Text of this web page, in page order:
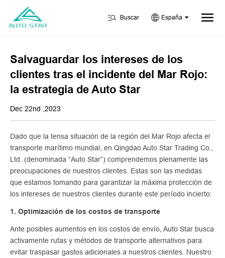
Buscar España
Salvaguardar los intereses de los
clientes tras el incidente del Mar Rojo:
la estrategia de Auto Star
Dec 22nd ,2023
Dado que la tensa situación de la región del Mar Rojo afecta el
transporte marítimo mundial, en Qingdao Auto Star Trading Co.,
Ltd. (denominada “Auto Star”) comprendemos plenamente las
preocupaciones de nuestros clientes. Estas son las medidas
que estamos tomando para garantizar la máxima protección de
los intereses de nuestros clientes durante este período incierto:
1. Optimización de los costos de transporte
Ante posibles aumentos en los costos de envío, Auto Star busca
activamente rutas y métodos de transporte alternativos para
evitar traspasar gastos adicionales a nuestros clientes. Nuestro